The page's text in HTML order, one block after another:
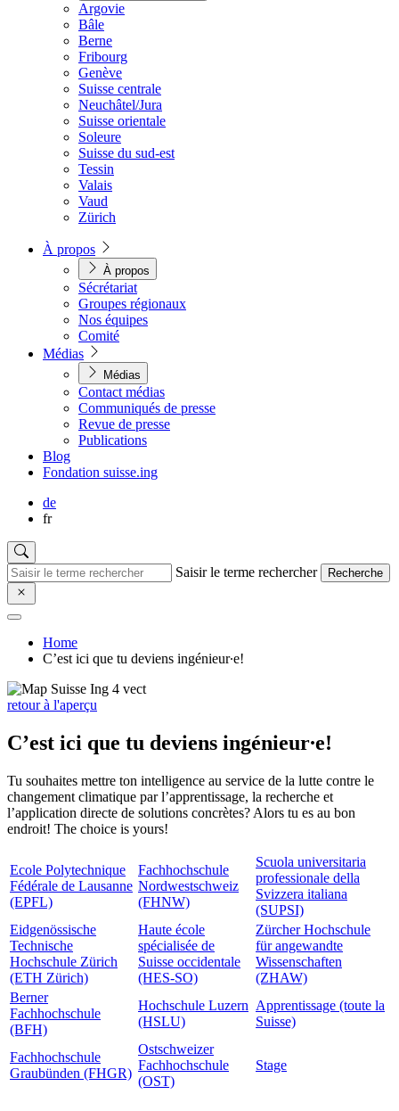
Argovie
Bâle
Berne
Fribourg
Genève
Suisse centrale
Neuchâtel/Jura
Suisse orientale
Soleure
Suisse du sud-est
Tessin
Valais
Vaud
Zürich
À propos
À propos
Sécrétariat
Groupes régionaux
Nos équipes
Comité
Médias
Médias
Contact médias
Communiqués de presse
Revue de presse
Publications
Blog
Fondation suisse.ing
de
fr
Saisir le terme rechercher Recherche
Home
C’est ici que tu deviens ingénieur∙e!
retour à l'aperçu
C’est ici que tu deviens ingénieur∙e!
Tu souhaites mettre ton intelligence au service de la lutte contre le
changement climatique par l’apprentissage, la recherche et
l’application directe de solutions concrètes? Alors tu es au bon
endroit! The choice is yours!
Ecole Polytechnique
Fédérale de Lausanne
(EPFL)
Fachhochschule
Nordwestschweiz
(FHNW)
Scuola universitaria
professionale della
Svizzera italiana
(SUPSI)
Eidgenössische
Technische
Hochschule Zürich
(ETH Zürich)
Haute école
spécialisée de
Suisse occidentale
(HES-SO)
Zürcher Hochschule
für angewandte
Wissenschaften
(ZHAW)
Berner
Fachhochschule
(BFH)
Hochschule Luzern
(HSLU)
Apprentissage (toute la
Suisse)
Fachhochschule
Graubünden (FHGR)
Ostschweizer
Fachhochschule
(OST)
Stage